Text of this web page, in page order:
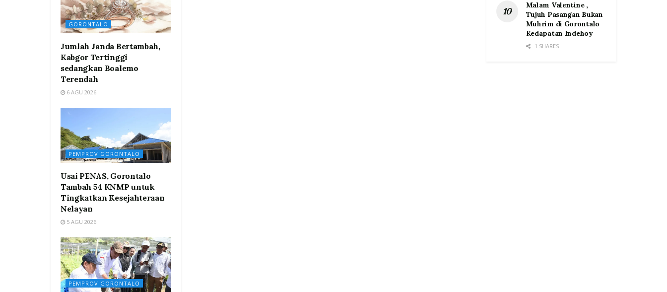
GORONTALO
Jumlah Janda Bertambah,
Kabgor Tertinggi
sedangkan Boalemo
Terendah
6 AGU 2026
PEMPROV GORONTALO
Usai PENAS, Gorontalo
Tambah 54 KNMP untuk
Tingkatkan Kesejahteraan
Nelayan
5 AGU 2026
PEMPROV GORONTALO
Malam Valentine ,
Tujuh Pasangan Bukan
Muhrim di Gorontalo
Kedapatan Indehoy
1 SHARES